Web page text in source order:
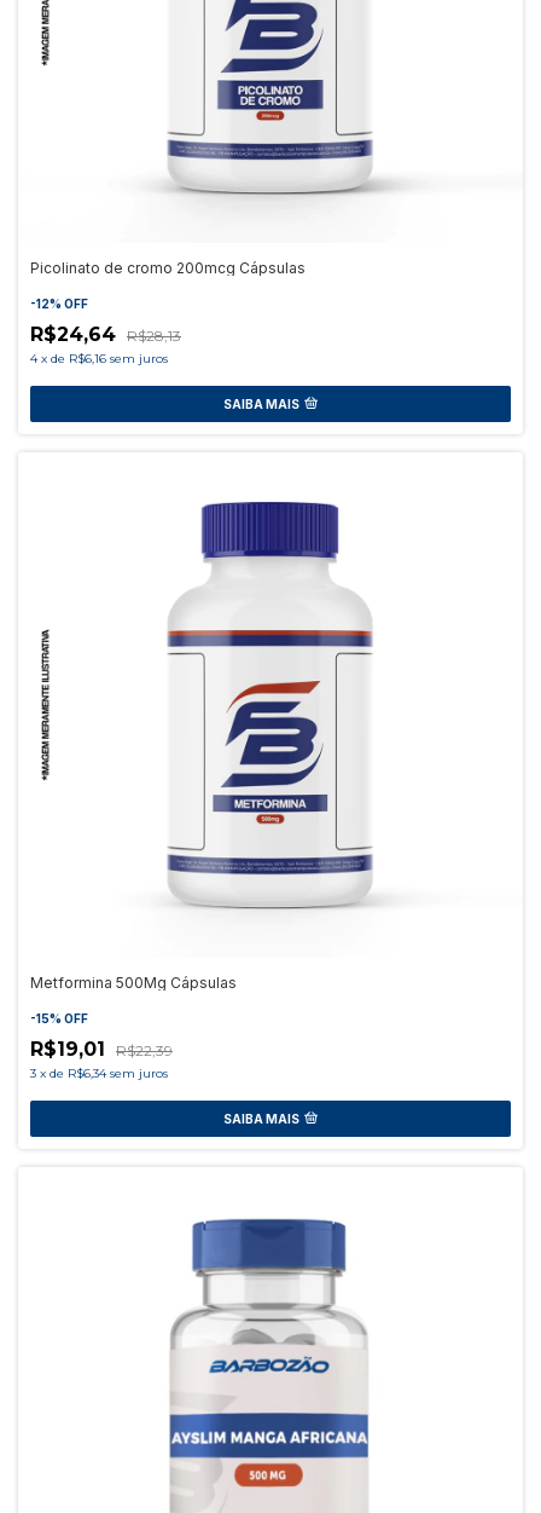
Picolinato de cromo 200mcg Cápsulas
-12% OFF
R$24,64 R$28,13
4 x de R$6,16 sem juros
SAIBA MAIS
Metformina 500Mg Cápsulas
-15% OFF
R$19,01 R$22,39
3 x de R$6,34 sem juros
SAIBA MAIS